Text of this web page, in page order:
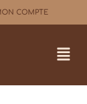
COMPTE